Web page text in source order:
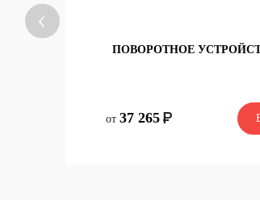
ПОВОРОТНОЕ
от 37 265
со склада
37 265